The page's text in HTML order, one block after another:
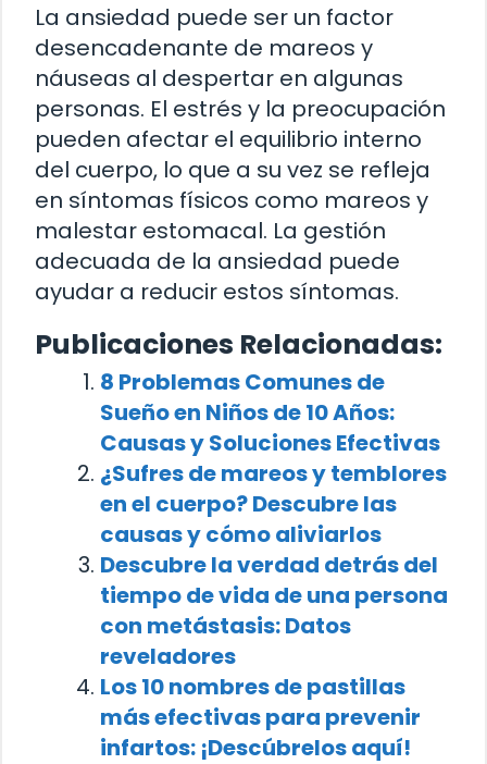
La ansiedad puede ser un factor
desencadenante de mareos y
náuseas al despertar en algunas
personas. El estrés y la preocupación
pueden afectar el equilibrio interno
del cuerpo, lo que a su vez se refleja
en síntomas físicos como mareos y
malestar estomacal. La gestión
adecuada de la ansiedad puede
ayudar a reducir estos síntomas.
Publicaciones Relacionadas:
8 Problemas Comunes de
Sueño en Niños de 10 Años:
Causas y Soluciones Efectivas
¿Sufres de mareos y temblores
en el cuerpo? Descubre las
causas y cómo aliviarlos
Descubre la verdad detrás del
tiempo de vida de una persona
con metástasis: Datos
reveladores
Los 10 nombres de pastillas
más efectivas para prevenir
infartos: ¡Descúbrelos aquí!